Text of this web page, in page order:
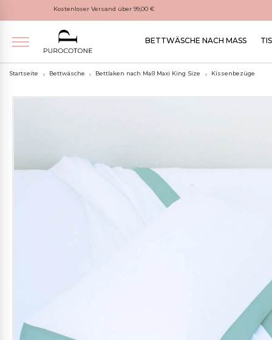
Kostenloser Versand über 99,00 €
BETTWÄSCHE NACH MASS
Startseite Bettwäsche Bettlaken nach Maß Maxi King Size Kissenbezüge